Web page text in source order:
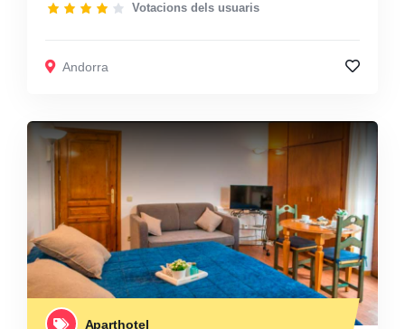
Votacions dels usuaris
Andorra
Aparthotel